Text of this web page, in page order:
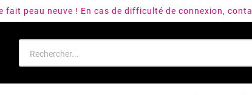
fait peau neuve ! En cas de difficulté de connexion,